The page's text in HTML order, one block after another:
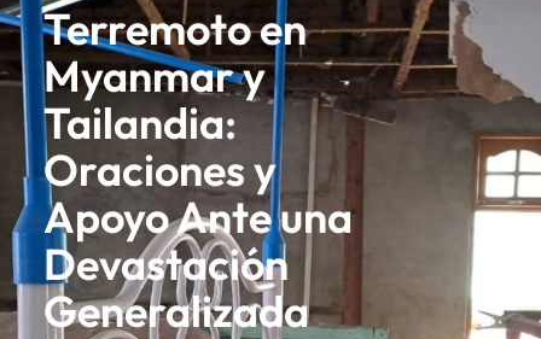
Terremoto en
Myanmar y
Tailandia:
Oraciones y
Apoyo Ante una
Devastación
Generalizada